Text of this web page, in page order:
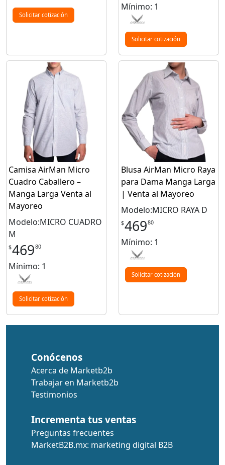
Solicitar cotización
Mínimo: 1
Solicitar cotización
Camisa AirMan Micro
Cuadro Caballero –
Manga Larga Venta al
Mayoreo
Modelo:MICRO CUADRO
M
$46980
Mínimo: 1
Solicitar cotización
Blusa AirMan Micro Raya
para Dama Manga Larga
| Venta al Mayoreo
Modelo:MICRO RAYA D
$46980
Mínimo: 1
Solicitar cotización
Conócenos
Acerca de Marketb2b
Trabajar en Marketb2b
Testimonios
Incrementa tus ventas
Preguntas frecuentes
MarketB2B.mx: marketing digital B2B